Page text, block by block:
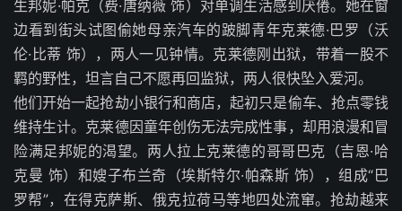
生邦妮·帕克（费·唐纳薇 饰）对单调生活感到厌倦。她在窗
边看到街头试图偷她母亲汽车的跛脚青年克莱德·巴罗（沃
伦·比蒂 饰），两人一见钟情。克莱德刚出狱，带着一股不
羁的野性，坦言自己不愿再回监狱，两人很快坠入爱河。
他们开始一起抢劫小银行和商店，起初只是偷车、抢点零钱
维持生计。克莱德因童年创伤无法完成性事，却用浪漫和冒
险满足邦妮的渴望。两人拉上克莱德的哥哥巴克（吉恩·哈
克曼 饰）和嫂子布兰奇（埃斯特尔·帕森斯 饰），组成“巴
罗帮”，在得克萨斯、俄克拉荷马等地四处流窜。抢劫越来